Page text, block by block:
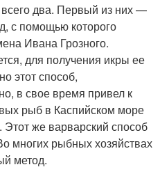
всего два. Первый из них —
с помощью которого
Ивана Грозного.
для получения икры ее
этот способ,
в свое время привел к
рыб в Каспийском море
Этот же варварский способ
многих рыбных хозяйствах
метод.